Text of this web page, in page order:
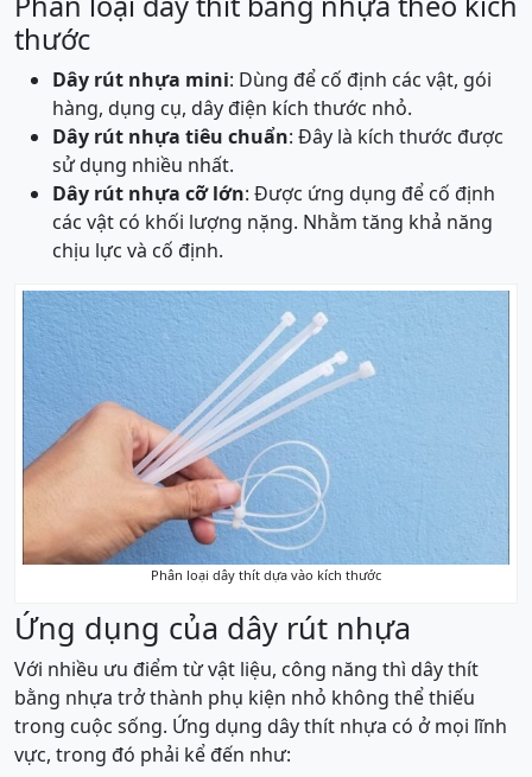
thước
Dây rút nhựa mini: Dùng để cố định các vật, gói
hàng, dụng cụ, dây điện kích thước nhỏ.
Dây rút nhựa tiêu chuẩn: Đây là kích thước được
sử dụng nhiều nhất.
Dây rút nhựa cỡ lớn: Được ứng dụng để cố định
các vật có khối lượng nặng. Nhằm tăng khả năng
chịu lực và cố định.
Phân loại dây thít dựa vào kích thước
Ứng dụng của dây rút nhựa
Với nhiều ưu điểm từ vật liệu, công năng thì dây thít
bằng nhựa trở thành phụ kiện nhỏ không thể thiếu
trong cuộc sống. Ứng dụng dây thít nhựa có ở mọi lĩnh
vực, trong đó phải kể đến như: